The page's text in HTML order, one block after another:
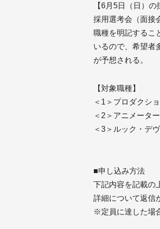
【6月5日（日）
採用選考会（面接
職種を明記するこ
いるので、希望者
が予想される。
【対象職種】
＜1＞プロダクシ
＜2＞アニメーター
＜3＞ルック・デ
■申し込み方法
下記内容を記載の
詳細について返信
※定員に達した場